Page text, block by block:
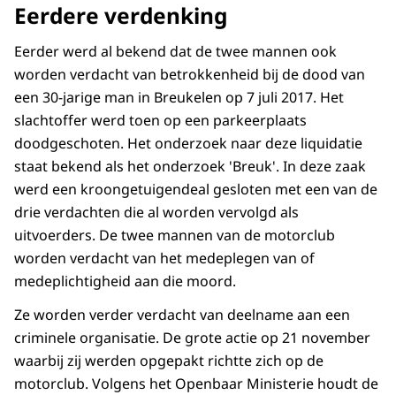
Eerdere verdenking
Eerder werd al bekend dat de twee mannen ook
worden verdacht van betrokkenheid bij de dood van
een 30-jarige man in Breukelen op 7 juli 2017. Het
slachtoffer werd toen op een parkeerplaats
doodgeschoten. Het onderzoek naar deze liquidatie
staat bekend als het onderzoek 'Breuk'. In deze zaak
werd een kroongetuigendeal gesloten met een van de
drie verdachten die al worden vervolgd als
uitvoerders. De twee mannen van de motorclub
worden verdacht van het medeplegen van of
medeplichtigheid aan die moord.
Ze worden verder verdacht van deelname aan een
criminele organisatie. De grote actie op 21 november
waarbij zij werden opgepakt richtte zich op de
motorclub. Volgens het Openbaar Ministerie houdt de